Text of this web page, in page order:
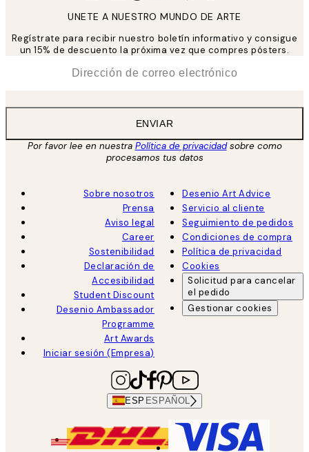
UNETE A NUESTRO MUNDO DE ARTE
Regístrate para recibir nuestro boletín informativo y consigue
un 15% de descuento la próxima vez que compres pósters.
ENVIAR
Por favor lee en nuestra Política de privacidadsobre como
procesamos tus datos
Sobre nosotros
Prensa
Aviso legal
Career
Sostenibilidad
Declaración de
Accesibilidad
Student Discount
Desenio Ambassador
Programme
Art Awards
Iniciar sesión (Empresa)
Desenio Art Advice
Servicio al cliente
Seguimiento de pedidos
Condiciones de compra
Política de privacidad
Cookies
Solicitud para cancelar
el pedido
Gestionar cookies
ESP ESPAÑOL